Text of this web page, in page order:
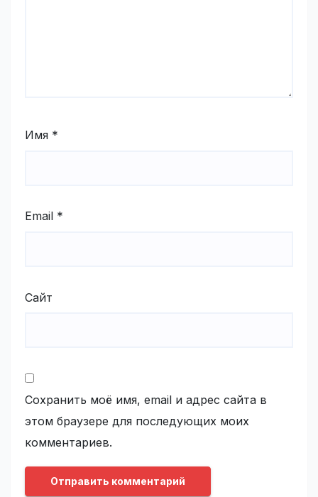
Имя *
Email *
Сайт
Сохранить моё имя, email и адрес сайта в
этом браузере для последующих моих
комментариев.